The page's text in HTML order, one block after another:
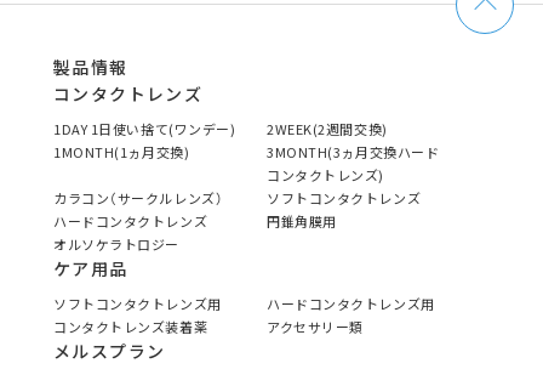
製品情報
コンタクトレンズ
1DAY 1日使い捨て(ワンデー)
2WEEK(2週間交換)
1MONTH(1ヵ月交換)
3MONTH(3ヵ月交換ハード
コンタクトレンズ)
カラコン（サークルレンズ）
ソフトコンタクトレンズ
ハードコンタクトレンズ
円錐角膜用
オルソケラトロジー
ケア用品
ソフトコンタクトレンズ用
ハードコンタクトレンズ用
コンタクトレンズ装着薬
アクセサリー類
メルスプラン